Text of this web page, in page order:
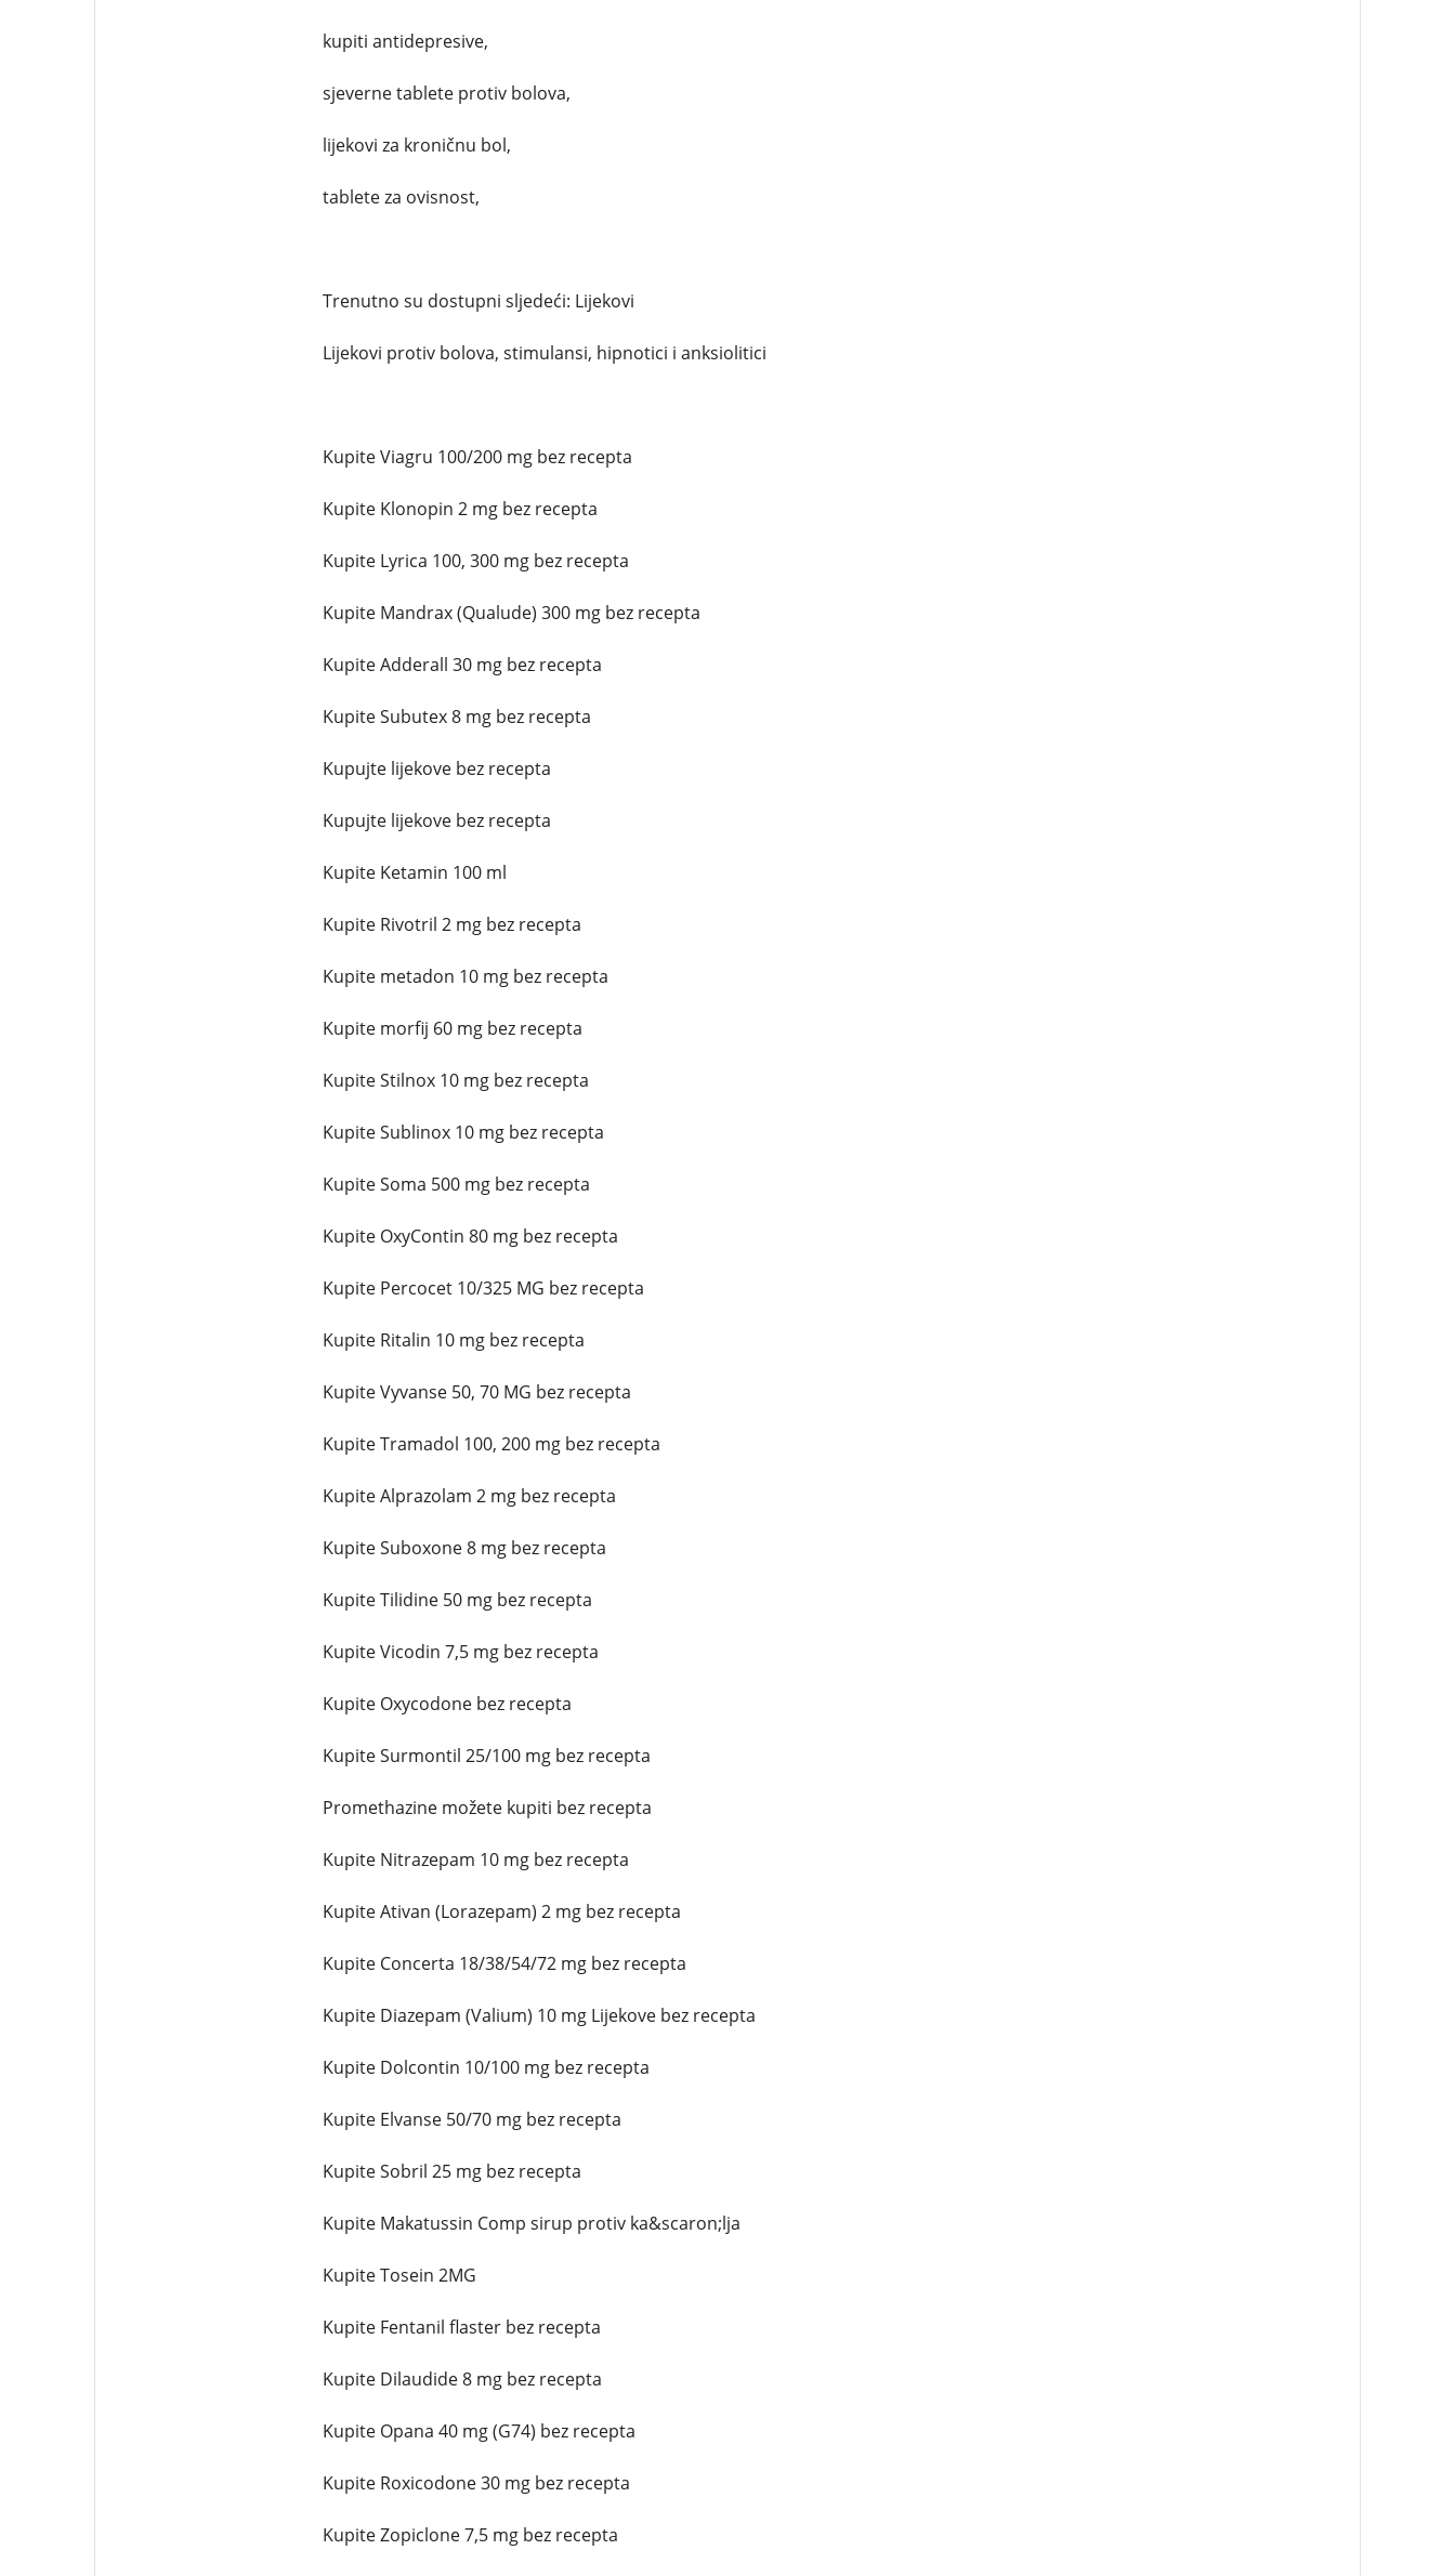
kupiti antidepresive,
sjeverne tablete protiv bolova,
lijekovi za kroničnu bol,
tablete za ovisnost,
Trenutno su dostupni sljedeći: Lijekovi
Lijekovi protiv bolova, stimulansi, hipnotici i anksiolitici
Kupite Viagru 100/200 mg bez recepta
Kupite Klonopin 2 mg bez recepta
Kupite Lyrica 100, 300 mg bez recepta
Kupite Mandrax (Qualude) 300 mg bez recepta
Kupite Adderall 30 mg bez recepta
Kupite Subutex 8 mg bez recepta
Kupujte lijekove bez recepta
Kupujte lijekove bez recepta
Kupite Ketamin 100 ml
Kupite Rivotril 2 mg bez recepta
Kupite metadon 10 mg bez recepta
Kupite morfij 60 mg bez recepta
Kupite Stilnox 10 mg bez recepta
Kupite Sublinox 10 mg bez recepta
Kupite Soma 500 mg bez recepta
Kupite OxyContin 80 mg bez recepta
Kupite Percocet 10/325 MG bez recepta
Kupite Ritalin 10 mg bez recepta
Kupite Vyvanse 50, 70 MG bez recepta
Kupite Tramadol 100, 200 mg bez recepta
Kupite Alprazolam 2 mg bez recepta
Kupite Suboxone 8 mg bez recepta
Kupite Tilidine 50 mg bez recepta
Kupite Vicodin 7,5 mg bez recepta
Kupite Oxycodone bez recepta
Kupite Surmontil 25/100 mg bez recepta
Promethazine možete kupiti bez recepta
Kupite Nitrazepam 10 mg bez recepta
Kupite Ativan (Lorazepam) 2 mg bez recepta
Kupite Concerta 18/38/54/72 mg bez recepta
Kupite Diazepam (Valium) 10 mg Lijekove bez recepta
Kupite Dolcontin 10/100 mg bez recepta
Kupite Elvanse 50/70 mg bez recepta
Kupite Sobril 25 mg bez recepta
Kupite Makatussin Comp sirup protiv ka&scaron;lja
Kupite Tosein 2MG
Kupite Fentanil flaster bez recepta
Kupite Dilaudide 8 mg bez recepta
Kupite Opana 40 mg (G74) bez recepta
Kupite Roxicodone 30 mg bez recepta
Kupite Zopiclone 7,5 mg bez recepta